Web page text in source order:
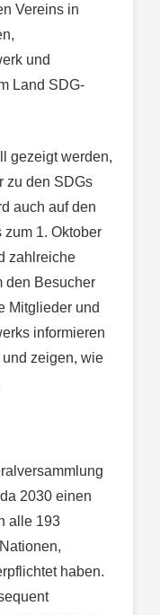
Vereins in
und
Land SDG-
gezeigt werden,
zu den SDGs
auch auf den
1. Oktober
zahlreiche
den Besucher
Mitglieder und
informieren
zeigen, wie
2030 einen
alle 193
haben.